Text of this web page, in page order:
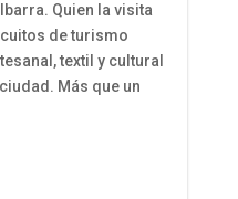
Quien la visita
de turismo
textil y cultural
Más que un